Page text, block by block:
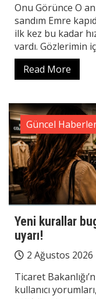
Onu Görünce O
sandım Emre
ilk kez bu kadar
vardı. Gözlerimin
Read More
Güncel
Yeni kurallar
uyarı!
2 Ağustos 2026
Ticaret
kullanıcı